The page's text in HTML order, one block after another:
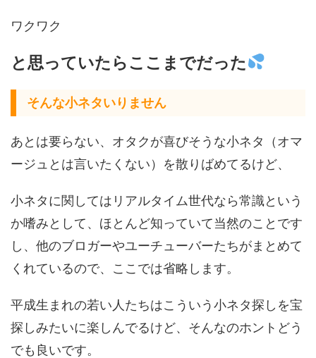
ワクワク
と思っていたらここまでだった
そんな小ネタいりません
あとは要らない、オタクが喜びそうな小ネタ（オマ
ージュとは言いたくない）を散りばめてるけど、
小ネタに関してはリアルタイム世代なら常識という
か嗜みとして、ほとんど知っていて当然のことです
し、他のブロガーやユーチューバーたちがまとめて
くれているので、ここでは省略します。
平成生まれの若い人たちはこういう小ネタ探しを宝
探しみたいに楽しんでるけど、そんなのホントどう
でも良いです。